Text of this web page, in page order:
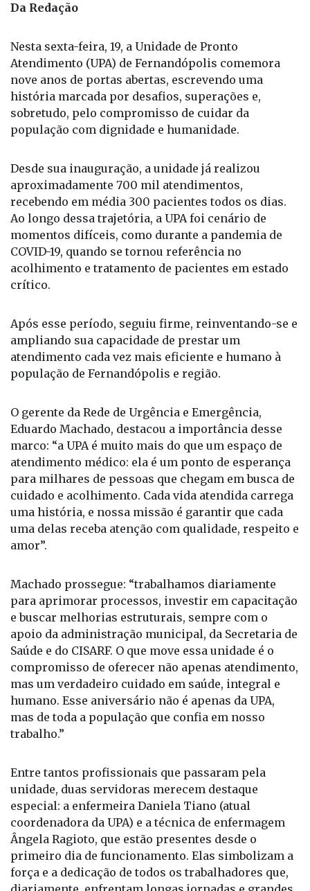
Da Redação
Nesta sexta-feira, 19, a Unidade de Pronto
Atendimento (UPA) de Fernandópolis comemora
nove anos de portas abertas, escrevendo uma
história marcada por desafios, superações e,
sobretudo, pelo compromisso de cuidar da
população com dignidade e humanidade.
Desde sua inauguração, a unidade já realizou
aproximadamente 700 mil atendimentos,
recebendo em média 300 pacientes todos os dias.
Ao longo dessa trajetória, a UPA foi cenário de
momentos difíceis, como durante a pandemia de
COVID-19, quando se tornou referência no
acolhimento e tratamento de pacientes em estado
crítico.
Após esse período, seguiu firme, reinventando-se e
ampliando sua capacidade de prestar um
atendimento cada vez mais eficiente e humano à
população de Fernandópolis e região.
O gerente da Rede de Urgência e Emergência,
Eduardo Machado, destacou a importância desse
marco: “a UPA é muito mais do que um espaço de
atendimento médico: ela é um ponto de esperança
para milhares de pessoas que chegam em busca de
cuidado e acolhimento. Cada vida atendida carrega
uma história, e nossa missão é garantir que cada
uma delas receba atenção com qualidade, respeito e
amor”.
Machado prossegue: “trabalhamos diariamente
para aprimorar processos, investir em capacitação
e buscar melhorias estruturais, sempre com o
apoio da administração municipal, da Secretaria de
Saúde e do CISARF. O que move essa unidade é o
compromisso de oferecer não apenas atendimento,
mas um verdadeiro cuidado em saúde, integral e
humano. Esse aniversário não é apenas da UPA,
mas de toda a população que confia em nosso
trabalho.”
Entre tantos profissionais que passaram pela
unidade, duas servidoras merecem destaque
especial: a enfermeira Daniela Tiano (atual
coordenadora da UPA) e a técnica de enfermagem
Ângela Ragioto, que estão presentes desde o
primeiro dia de funcionamento. Elas simbolizam a
força e a dedicação de todos os trabalhadores que,